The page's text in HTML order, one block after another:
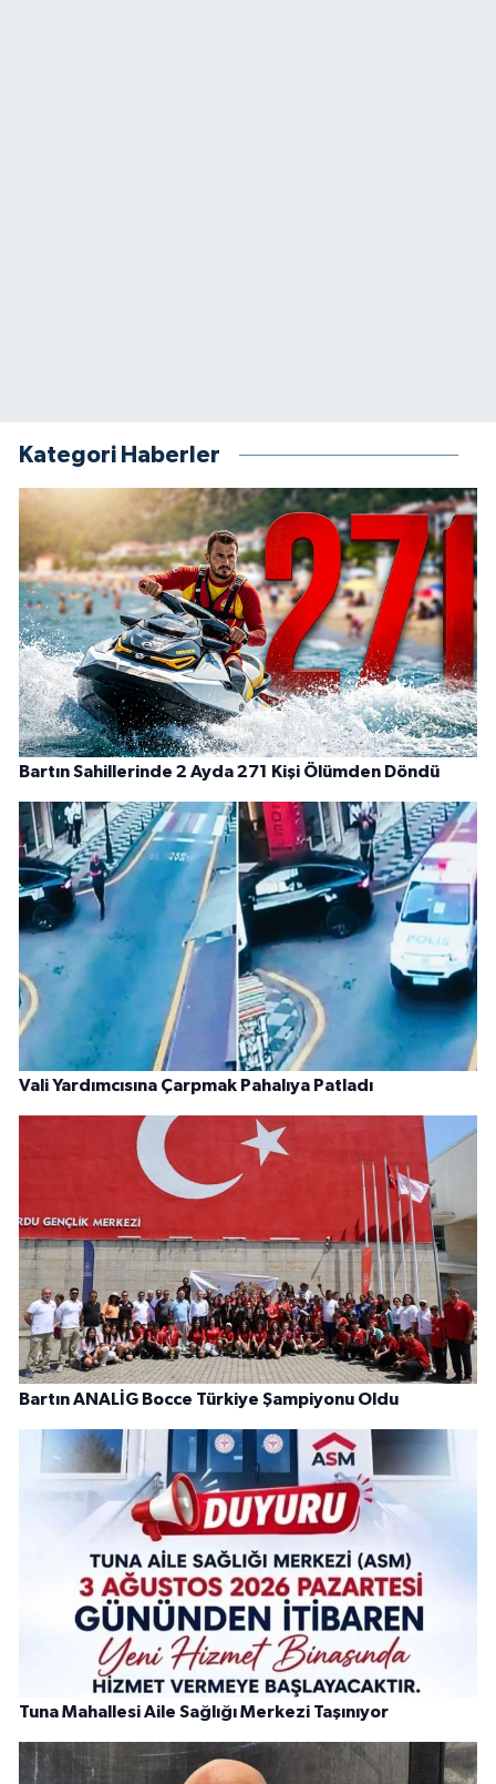
Kategori Haberler
Bartın Sahillerinde 2 Ayda 271 Kişi Ölümden Döndü
Vali Yardımcısına Çarpmak Pahalıya Patladı
Bartın ANALİG Bocce Türkiye Şampiyonu Oldu
Tuna Mahallesi Aile Sağlığı Merkezi Taşınıyor